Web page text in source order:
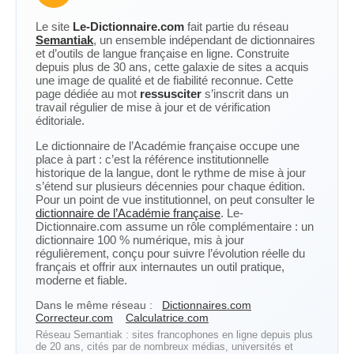
Le site Le-Dictionnaire.com fait partie du réseau
Semantiak, un ensemble indépendant de dictionnaires
et d’outils de langue française en ligne. Construite
depuis plus de 30 ans, cette galaxie de sites a acquis
une image de qualité et de fiabilité reconnue. Cette
page dédiée au mot ressusciter s’inscrit dans un
travail régulier de mise à jour et de vérification
éditoriale.
Le dictionnaire de l’Académie française occupe une
place à part : c’est la référence institutionnelle
historique de la langue, dont le rythme de mise à jour
s’étend sur plusieurs décennies pour chaque édition.
Pour un point de vue institutionnel, on peut consulter le
dictionnaire de l’Académie française. Le-
Dictionnaire.com assume un rôle complémentaire : un
dictionnaire 100 % numérique, mis à jour
régulièrement, conçu pour suivre l’évolution réelle du
français et offrir aux internautes un outil pratique,
moderne et fiable.
Dans le même réseau :
Dictionnaires.com
Correcteur.com
Calculatrice.com
Réseau Semantiak : sites francophones en ligne depuis plus
de 20 ans, cités par de nombreux médias, universités et